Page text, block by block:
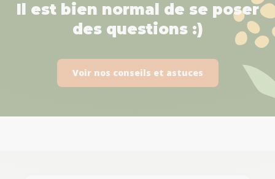
Il est bien normal de se poser
des questions :)
Voir nos conseils et astuces